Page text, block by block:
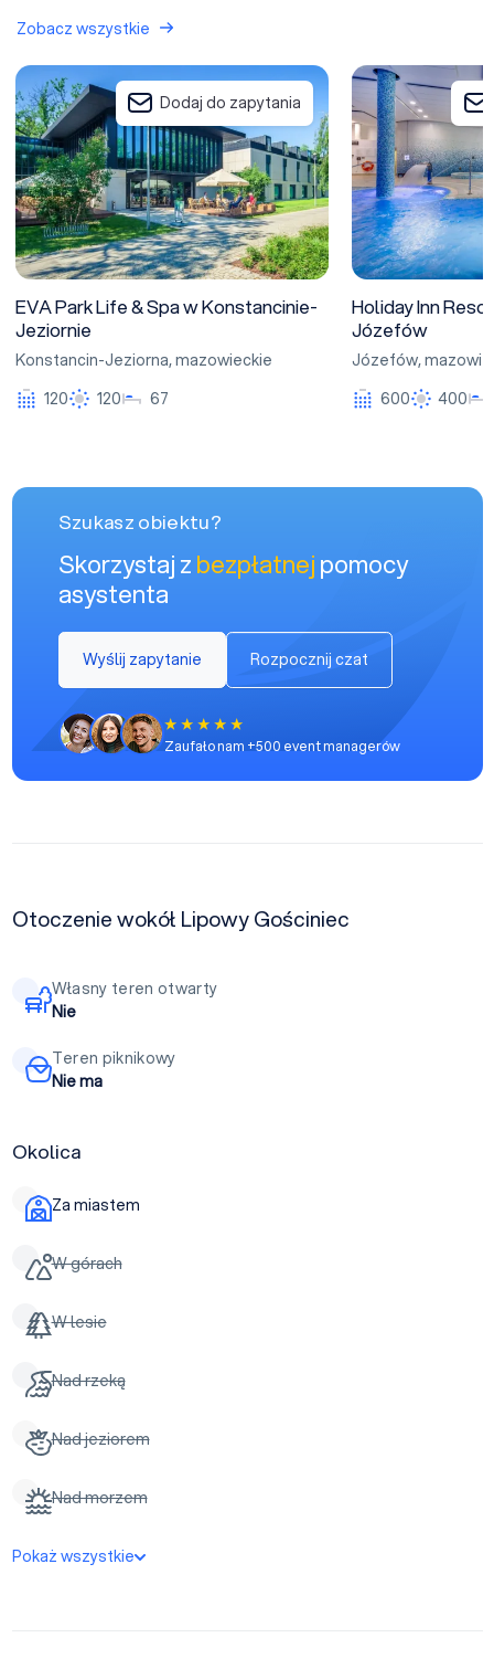
Zobacz wszystkie
EVA Park Life & Spa w Konstancinie-Jeziornie
Dodaj do zapytania
EVA Park Life & Spa w Konstancinie-
Jeziornie
Konstancin-Jeziorna,mazowieckie
120
120 67
Holiday Inn
Holiday Inn
Józefów
Józefów,
600
400
Szukasz obiektu?
Skorzystaj zbezpłatnejpomocy
asystenta
Wyślij zapytanie Rozpocznij czat
Zaufało nam +500 event managerów
Otoczenie wokół Lipowy Gościniec
Własny teren otwarty
Nie
Teren piknikowy
Nie ma
Okolica
Za miastem
W górach
W lesie
Nad rzeką
Nad jeziorem
Nad morzem
Pokaż wszystkie